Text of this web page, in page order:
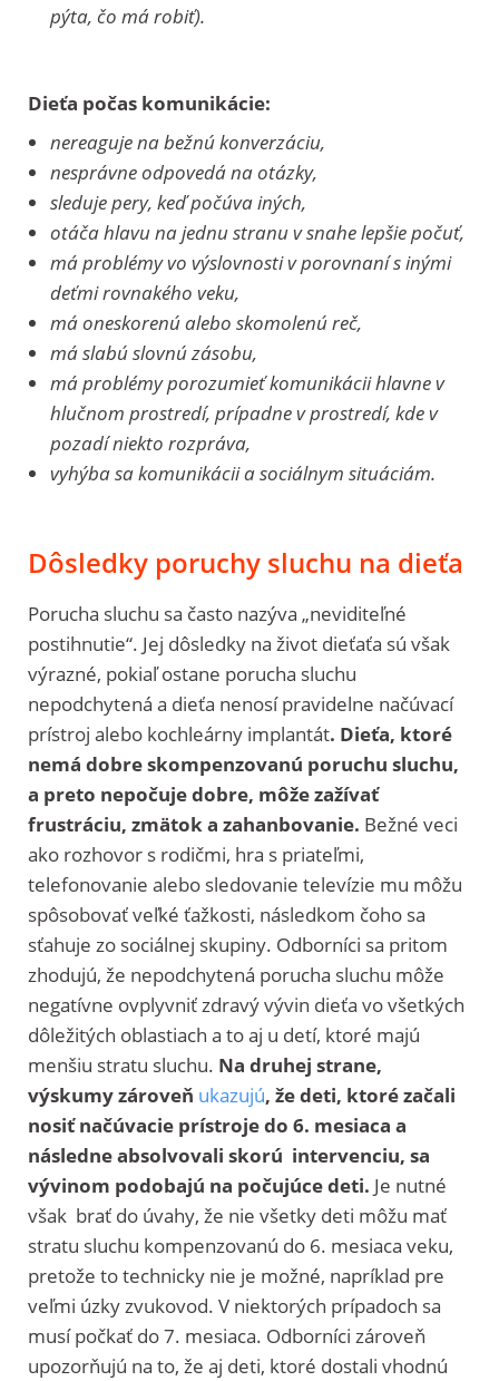
pýta, čo má robiť).
Dieťa počas komunikácie:
nereaguje na bežnú konverzáciu,
nesprávne odpovedá na otázky,
sleduje pery, keď počúva iných,
otáča hlavu na jednu stranu v snahe lepšie počuť,
má problémy vo výslovnosti v porovnaní s inými
deťmi rovnakého veku,
má oneskorenú alebo skomolenú reč,
má slabú slovnú zásobu,
má problémy porozumieť komunikácii hlavne v
hlučnom prostredí, prípadne v prostredí, kde v
pozadí niekto rozpráva,
vyhýba sa komunikácii a sociálnym situáciám.
Dôsledky poruchy sluchu na dieťa
Porucha sluchu sa často nazýva „neviditeľné
postihnutie“. Jej dôsledky na život dieťaťa sú však
výrazné, pokiaľ ostane porucha sluchu
nepodchytená a dieťa nenosí pravidelne načúvací
prístroj alebo kochleárny implantát. Dieťa, ktoré
nemá dobre skompenzovanú poruchu sluchu,
a preto nepočuje dobre, môže zažívať
frustráciu, zmätok a zahanbovanie. Bežné veci
ako rozhovor s rodičmi, hra s priateľmi,
telefonovanie alebo sledovanie televízie mu môžu
spôsobovať veľké ťažkosti, následkom čoho sa
sťahuje zo sociálnej skupiny. Odborníci sa pritom
zhodujú, že nepodchytená porucha sluchu môže
negatívne ovplyvniť zdravý vývin dieťa vo všetkých
dôležitých oblastiach a to aj u detí, ktoré majú
menšiu stratu sluchu. Na druhej strane,
výskumy zároveň ukazujú, že deti, ktoré začali
nosiť načúvacie prístroje do 6. mesiaca a
následne absolvovali skorú intervenciu, sa
vývinom podobajú na počujúce deti. Je nutné
však brať do úvahy, že nie všetky deti môžu mať
stratu sluchu kompenzovanú do 6. mesiaca veku,
pretože to technicky nie je možné, napríklad pre
veľmi úzky zvukovod. V niektorých prípadoch sa
musí počkať do 7. mesiaca. Odborníci zároveň
upozorňujú na to, že aj deti, ktoré dostali vhodnú